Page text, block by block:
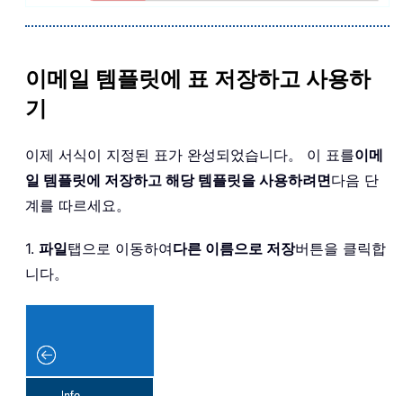
이메일 템플릿에 표 저장하고 사용하
기
이제 서식이 지정된 표가 완성되었습니다。 이 표를이메
일 템플릿에 저장하고 해당 템플릿을 사용하려면다음 단
계를 따르세요。
1. 파일탭으로 이동하여다른 이름으로 저장버튼을 클릭합
니다。